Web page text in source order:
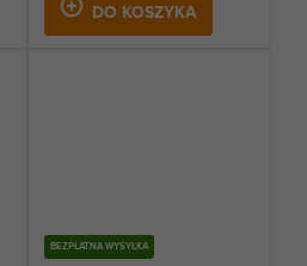
DO KOSZYKA
BEZPŁATNA WYSYŁKA